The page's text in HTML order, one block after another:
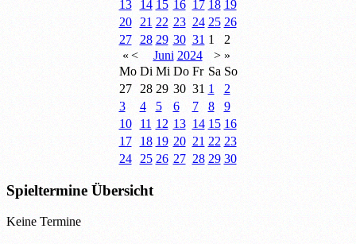
13
14 15 16 17 18 19
20
21 22 23 24 25 26
27
28 29 30 31 1
2
«< Juni 2024 > »
Mo Di Mi Do Fr Sa So
27
28 29 30 31 1
2
3
4 5 6 7 8
9
10
11 12 13 14 15 16
17
18 19 20 21 22 23
24
25 26 27 28 29 30
Spieltermine Übersicht
Keine Termine